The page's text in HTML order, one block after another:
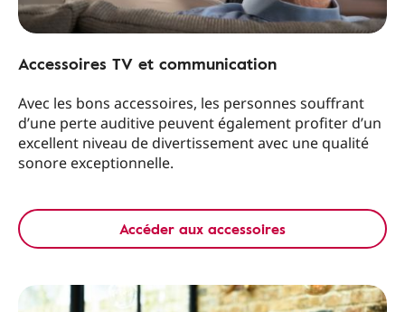
Accessoires TV et communication
Avec les bons accessoires, les personnes souffrant
d’une perte auditive peuvent également profiter d’un
excellent niveau de divertissement avec une qualité
sonore exceptionnelle.
Accéder aux accessoires